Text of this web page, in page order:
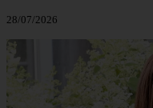
28/07/2026